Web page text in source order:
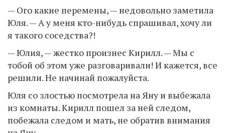
— Ого какие перемены, — недовольно заметила
Юля. — А у меня кто-нибудь спрашивал, хочу ли
я такого соседства?!
— Юлия, — жестко произнес Кирилл. — Мы с
тобой об этом уже разговаривали! И кажется, все
решили. Не начинай пожалуйста.
Юля со злостью посмотрела на Яну и выбежала
из комнаты. Кирилл пошел за ней следом,
побежала следом и мать, не обратив внимания